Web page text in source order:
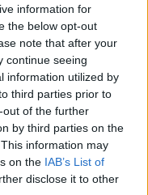
information for
the below opt-out
note that after your
continue seeing
information utilized by
third parties prior to
of the further
by third parties on the
information may
on the IAB’s List of
disclose it to other
pentru iarnă.
Patriot